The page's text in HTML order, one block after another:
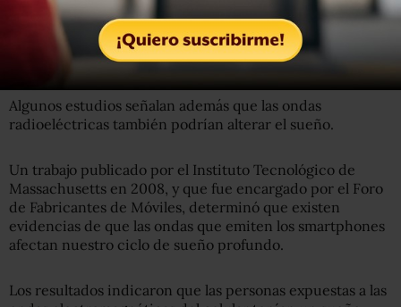
una llamada, del mismo modo que nos sucede cuando nos
despertamos segundos antes de que suene el
despertador.
Algunos estudios señalan además que las ondas
radioeléctricas también podrían alterar el sueño.
Un trabajo publicado por el Instituto Tecnológico de
Massachusetts en 2008, y que fue encargado por el Foro
de Fabricantes de Móviles, determinó que existen
evidencias de que las ondas que emiten los smartphones
afectan nuestro ciclo de sueño profundo.
Los resultados indicaron que las personas expuestas a las